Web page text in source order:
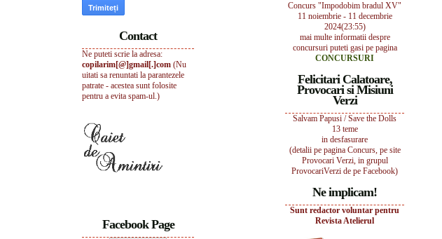
Concurs "Impodobim bradul XV"
11 noiembrie - 11 decembrie
2024(23:55)
mai multe informatii despre
concursuri puteti gasi pe pagina
CONCURSURI
Felicitari Calatoare,
Provocari si Misiuni
Verzi
Salvam Papusi / Save the Dolls
13 teme
in desfasurare
(detalii pe pagina Concurs, pe site
Provocari Verzi, in grupul
ProvocariVerzi de pe Facebook)
Ne implicam!
Sunt redactor voluntar pentru
Revista Atelierul
Contact
Ne puteti scrie la adresa:
copilarim[@]gmail[.]com (Nu
uitati sa renuntati la parantezele
patrate - acestea sunt folosite
pentru a evita spam-ul.)
Facebook Page